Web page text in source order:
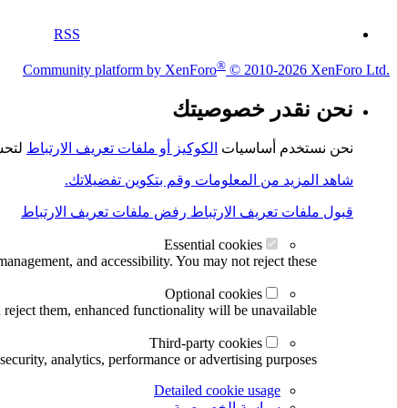
RSS
Community platform by XenForo® © 2010-2026 XenForo Ltd.
نحن نقدر خصوصيتك
نحن نستخدم أساسيات الكوكيز أو ملفات تعريف الارتباط
شاهد المزيد من المعلومات وقم بتكوين تفضيلاتك.
قبول ملفات تعريف الارتباط رفض ملفات تعريف الارتباط
Essential cookies
and accessibility. You may not reject these.
Optional cookies
them, enhanced functionality will be unavailable.
Third-party cookies
analytics, performance or advertising purposes.
Detailed cookie usage